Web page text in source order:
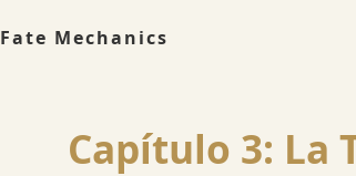
Fate Mechanics
Capítulo 3: La